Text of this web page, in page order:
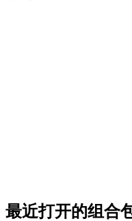
最近打开的组合